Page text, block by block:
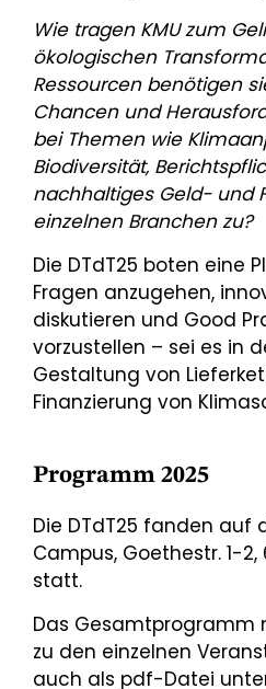
Wie tragen KMU zum
ökologischen
Ressourcen benötigen
Chancen und
bei Themen wie
Biodiversität,
nachhaltiges Geld- und
einzelnen Branchen zu?
Die DTdT25 boten eine
Fragen anzugehen,
diskutieren und Good
vorzustellen – sei es in
Gestaltung von
Finanzierung von
Programm 2025
Die DTdT25 fanden auf
Campus, Goethestr. 1-
statt.
Das Gesamtprogramm
zu den einzelnen
auch als pdf-Datei